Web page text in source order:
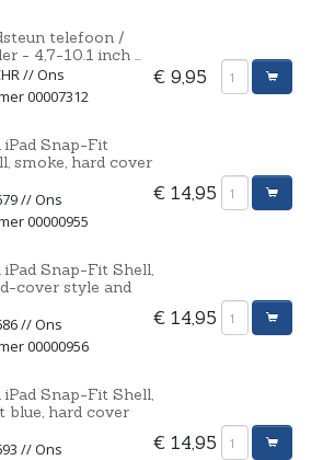
telefoon /
- 4,7-10.1 inch ...
// Ons
00007312
€ 9,95
Snap-Fit
smoke, hard cover
// Ons
00000955
€ 14,95
Snap-Fit Shell,
cover style and
// Ons
00000956
€ 14,95
Snap-Fit Shell,
blue, hard cover
// Ons
€ 14,95